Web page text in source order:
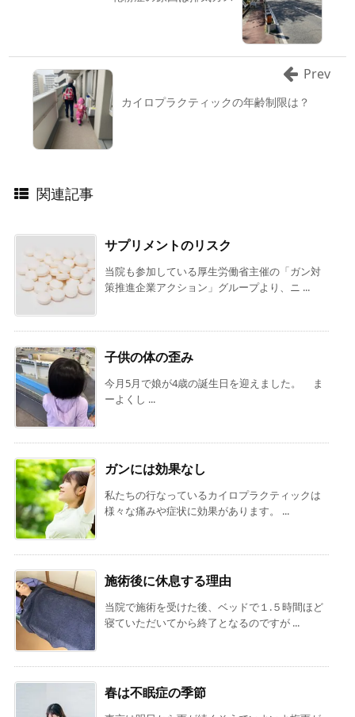
カイロプラクティックの年齢制限は？
Prev
関連記事
サプリメントのリスク
当院も参加している厚生労働省主催の「ガン対
策推進企業アクション」グループより、ニ ...
子供の体の歪み
今月5月で娘が4歳の誕生日を迎えました。 ま
ーよくし ...
ガンには効果なし
私たちの行なっているカイロプラクティックは
様々な痛みや症状に効果があります。 ...
施術後に休息する理由
当院で施術を受けた後、ベッドで１.５時間ほど
寝ていただいてから終了となるのですが ...
春は不眠症の季節